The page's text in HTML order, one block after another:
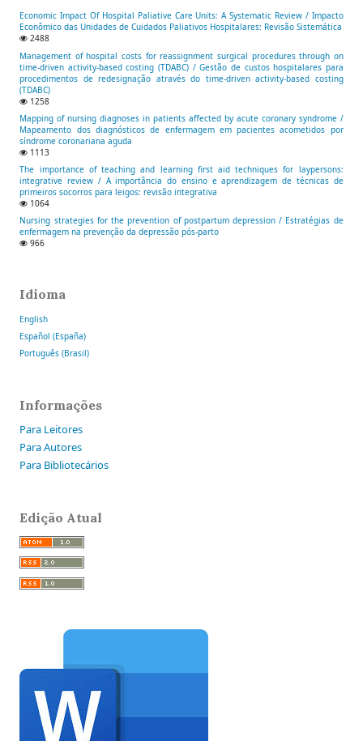
Economic Impact Of Hospital Paliative Care Units: A Systematic Review / Impacto
Econômico das Unidades de Cuidados Paliativos Hospitalares: Revisão Sistemática
2488
Management of hospital costs for reassignment surgical procedures through on
time-driven activity-based costing (TDABC) / Gestão de custos hospitalares para
procedimentos de redesignação através do time-driven activity-based costing
(TDABC)
1258
Mapping of nursing diagnoses in patients affected by acute coronary syndrome /
Mapeamento dos diagnósticos de enfermagem em pacientes acometidos por
síndrome coronariana aguda
1113
The importance of teaching and learning first aid techniques for laypersons:
integrative review / A importância do ensino e aprendizagem de técnicas de
primeiros socorros para leigos: revisão integrativa
1064
Nursing strategies for the prevention of postpartum depression / Estratégias de
enfermagem na prevenção da depressão pós-parto
966
Idioma
English
Español (España)
Português (Brasil)
Informações
Para Leitores
Para Autores
Para Bibliotecários
Edição Atual